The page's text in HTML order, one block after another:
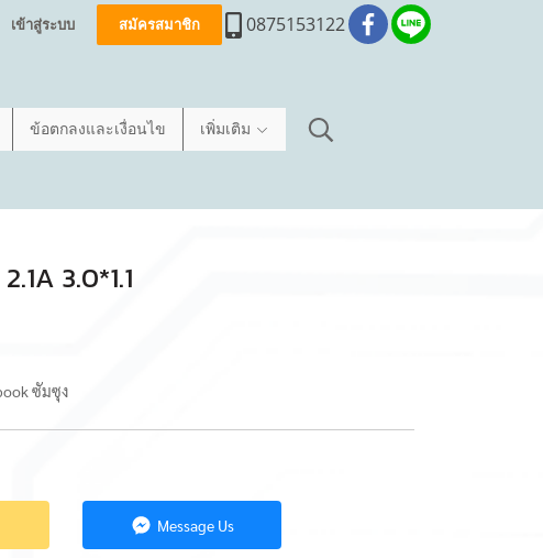
เข้าสู่ระบบ สมัครสมาชิก 0875153122
ข้อตกลงและเงื่อนไข เพิ่มเติม
3.0*1.1
ซัมซุง
Message Us